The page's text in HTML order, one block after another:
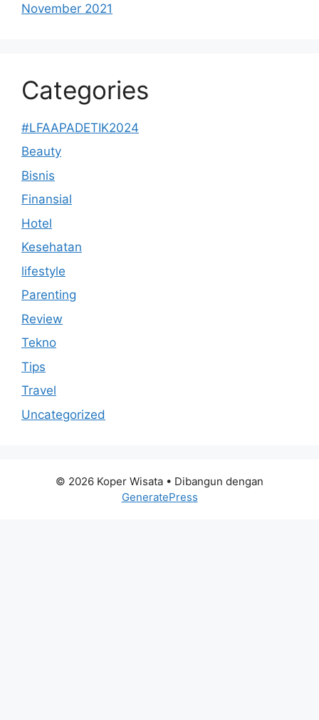
November 2021
Categories
#LFAAPADETIK2024
Beauty
Bisnis
Finansial
Hotel
Kesehatan
lifestyle
Parenting
Review
Tekno
Tips
Travel
Uncategorized
© 2026 Koper Wisata • Dibangun dengan
GeneratePress